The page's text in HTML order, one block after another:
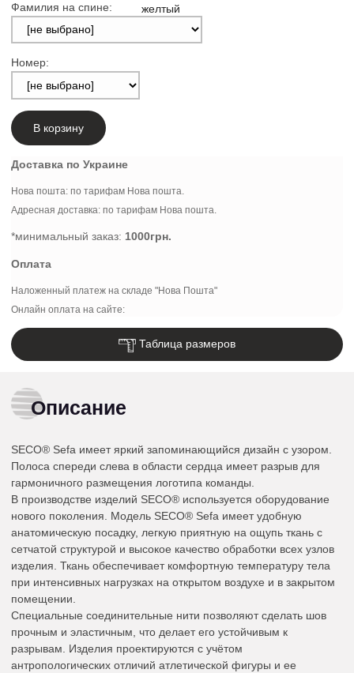
Фамилия на спине:
Номер:
В корзину
Доставка по Украине
Нова пошта: по тарифам Нова пошта.
Адресная доставка: по тарифам Нова пошта.
*минимальный заказ: 1000грн.
Оплата
Наложенный платеж на складе "Нова Пошта"
Онлайн оплата на сайте:
Таблица размеров
Описание
SECO® Sefa имеет яркий запоминающийся дизайн с узором.
Полоса спереди слева в области сердца имеет разрыв для
гармоничного размещения логотипа команды.
В производстве изделий SECO® используется оборудование
нового поколения. Модель SECO® Sefa имеет удобную
анатомическую посадку, легкую приятную на ощупь ткань с
сетчатой структурой и высокое качество обработки всех узлов
изделия. Ткань обеспечивает комфортную температуру тела
при интенсивных нагрузках на открытом воздухе и в закрытом
помещении.
Специальные соединительные нити позволяют сделать шов
прочным и эластичным, что делает его устойчивым к
разрывам. Изделия проектируются с учётом
антропологических отличий атлетической фигуры и ее